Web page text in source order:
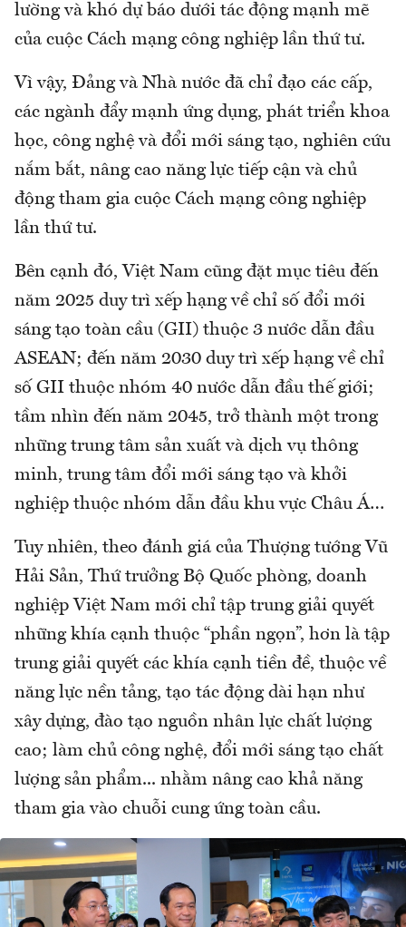
lường và khó dự báo dưới tác động mạnh mẽ
của cuộc Cách mạng công nghiệp lần thứ tư.
Vì vậy, Đảng và Nhà nước đã chỉ đạo các cấp,
các ngành đẩy mạnh ứng dụng, phát triển khoa
học, công nghệ và đổi mới sáng tạo, nghiên cứu
nắm bắt, nâng cao năng lực tiếp cận và chủ
động tham gia cuộc Cách mạng công nghiệp
lần thứ tư.
Bên cạnh đó, Việt Nam cũng đặt mục tiêu đến
năm 2025 duy trì xếp hạng về chỉ số đổi mới
sáng tạo toàn cầu (GII) thuộc 3 nước dẫn đầu
ASEAN; đến năm 2030 duy trì xếp hạng về chỉ
số GII thuộc nhóm 40 nước dẫn đầu thế giới;
tầm nhìn đến năm 2045, trở thành một trong
những trung tâm sản xuất và dịch vụ thông
minh, trung tâm đổi mới sáng tạo và khởi
nghiệp thuộc nhóm dẫn đầu khu vực Châu Á…
Tuy nhiên, theo đánh giá của Thượng tướng Vũ
Hải Sản, Thứ trưởng Bộ Quốc phòng, doanh
nghiệp Việt Nam mới chỉ tập trung giải quyết
những khía cạnh thuộc “phần ngọn”, hơn là tập
trung giải quyết các khía cạnh tiền đề, thuộc về
năng lực nền tảng, tạo tác động dài hạn như
xây dựng, đào tạo nguồn nhân lực chất lượng
cao; làm chủ công nghệ, đổi mới sáng tạo chất
lượng sản phẩm... nhằm nâng cao khả năng
tham gia vào chuỗi cung ứng toàn cầu.